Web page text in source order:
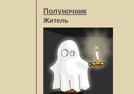
Полуночник
Житель